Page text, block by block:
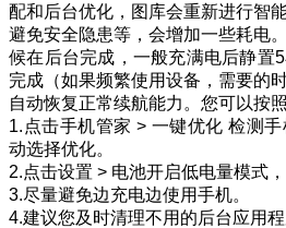
配和后台优化，图库会重新进行智
避免安全隐患等，会增加一些耗电
候在后台完成，一般充满电后静置
完成（如果频繁使用设备，需要的
自动恢复正常续航能力。您可以按
1.点击手机管家 > 一键优化 检测
动选择优化。
2.点击设置 > 电池开启低电量模式，
3.尽量避免边充电边使用手机。
4.建议您及时清理不用的后台应用程